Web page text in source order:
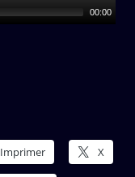
00:00
Imprimer X